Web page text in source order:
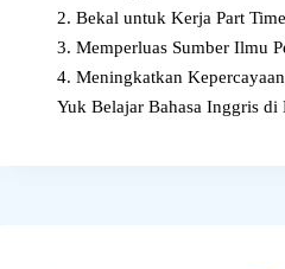
2. Bekal untuk Kerja Part
3. Memperluas Sumber Ilmu
4. Meningkatkan
Yuk Belajar Bahasa Inggris di